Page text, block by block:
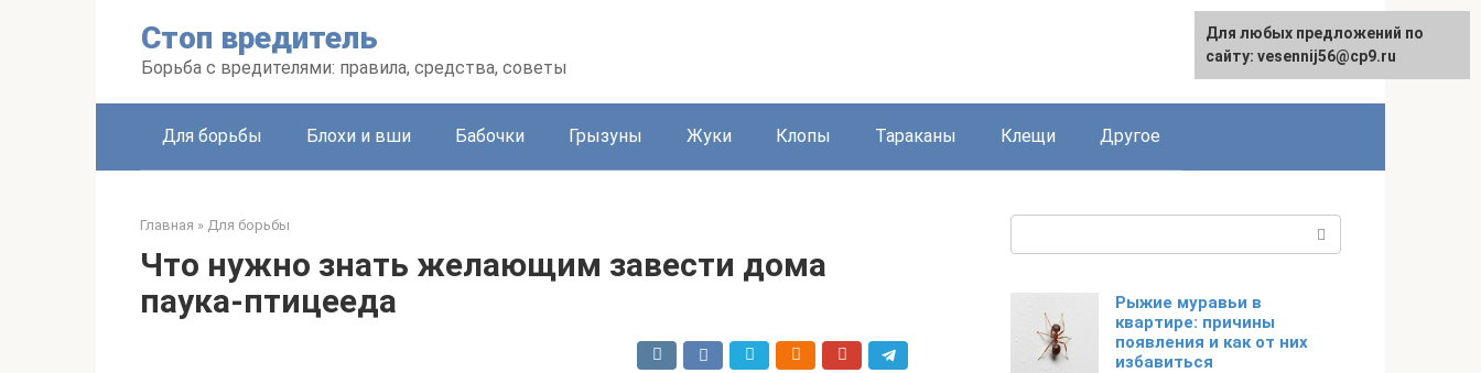
Стоп вредитель
Борьба с вредителями: правила, средства, советы
English
Для борьбы Блохи и вши Бабочки Грызуны Жуки Клопы Тараканы Клещи Другое
Главная » Для борьбы
Что нужно знать желающим завести дома
паука-птицееда
Рыжие муравьи в
квартире: причины
появления и как от них
избавиться
Для любых предложений по
сайту: vesennij56@cp9.ru